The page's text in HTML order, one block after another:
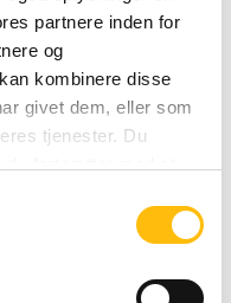
partnere inden for
og
kombinere disse
givet dem, eller som
tjenester. Du
Cheese